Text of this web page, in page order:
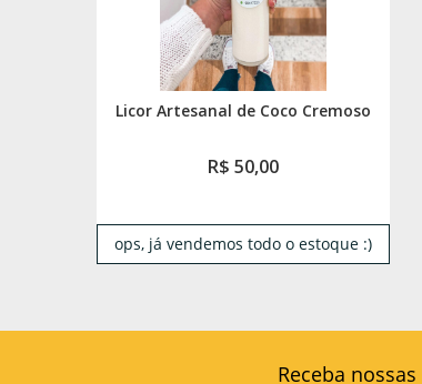
Licor Artesanal de Coco Cremoso
R$ 50,00
ops, já vendemos todo o estoque :)
Receba nossas